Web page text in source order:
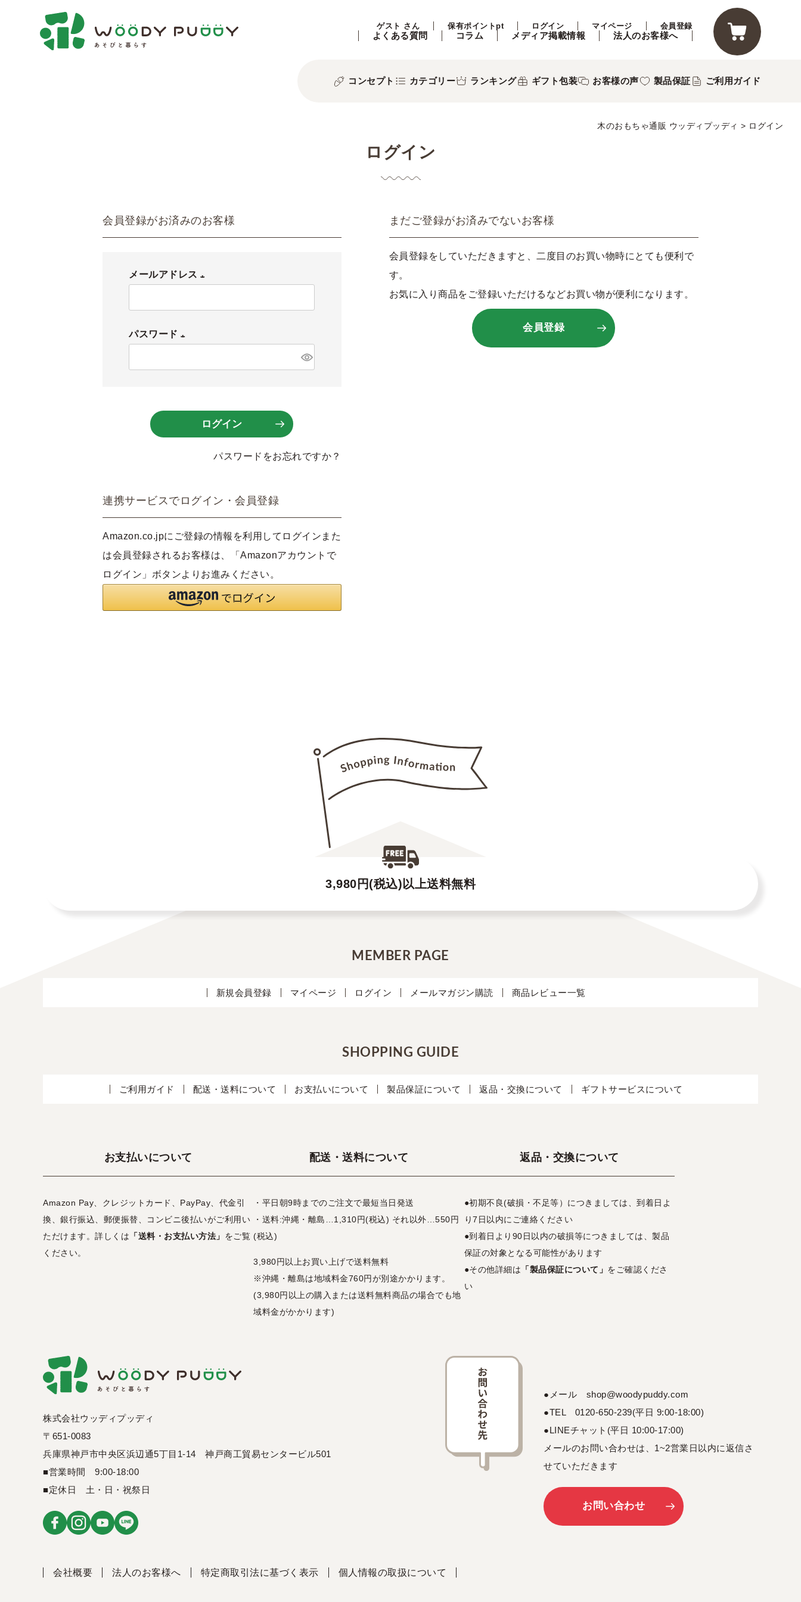
ゲスト さん 保有ポイントpt ログイン マイページ 会員登録
よくある質問 コラム メディア掲載情報 法人のお客様へ
コンセプト カテゴリー ランキング ギフト包装 お客様の声 製品保証 ご利用ガイド
木のおもちゃ通販 ウッディプッディ ログイン
ログイン
会員登録がお済みのお客様
メールアドレス
パスワード
ログイン
パスワードをお忘れですか？
連携サービスでログイン・会員登録
Amazon.co.jpにご登録の情報を利用してログインまた
は会員登録されるお客様は、「Amazonアカウントで
ログイン」ボタンよりお進みください。
まだご登録がお済みでないお客様
会員登録をしていただきますと、二度目のお買い物時にとても便利で
す。
お気に入り商品をご登録いただけるなどお買い物が便利になります。
会員登録
3,980円(税込)以上送料無料
MEMBER PAGE
新規会員登録 マイページ ログイン メールマガジン購読 商品レビュー一覧
SHOPPING GUIDE
ご利用ガイド 配送・送料について お支払いについて 製品保証について 返品・交換について ギフトサービスについて
お支払いについて
Amazon Pay、クレジットカード、PayPay、代金引
換、銀行振込、郵便振替、コンビニ後払いがご利用い
ただけます。詳しくは 「送料・お支払い方法」 をご覧
ください。
配送・送料について
・平日朝9時までのご注文で最短当日発送
・送料:沖縄・離島…1,310円(税込) それ以外…550円
(税込)
3,980円以上お買い上げで送料無料
※沖縄・離島は地域料金760円が別途かかります。
(3,980円以上の購入または送料無料商品の場合でも地
域料金がかかります)
返品・交換について
●初期不良(破損・不足等）につきましては、到着日よ
り7日以内にご連絡ください
●到着日より90日以内の破損等につきましては、製品
保証の対象となる可能性があります
●その他詳細は 「製品保証について」 をご確認くださ
い
株式会社ウッディプッディ
〒651-0083
兵庫県神戸市中央区浜辺通5丁目1-14 神戸商工貿易センタービル501
■営業時間 9:00-18:00
■定休日 土・日・祝祭日
●メール shop@woodypuddy.com
●TEL 0120-650-239(平日 9:00-18:00)
●LINEチャット(平日 10:00-17:00)
メールのお問い合わせは、1~2営業日以内に返信さ
せていただきます
お問い合わせ
会社概要 法人のお客様へ 特定商取引法に基づく表示 個人情報の取扱について